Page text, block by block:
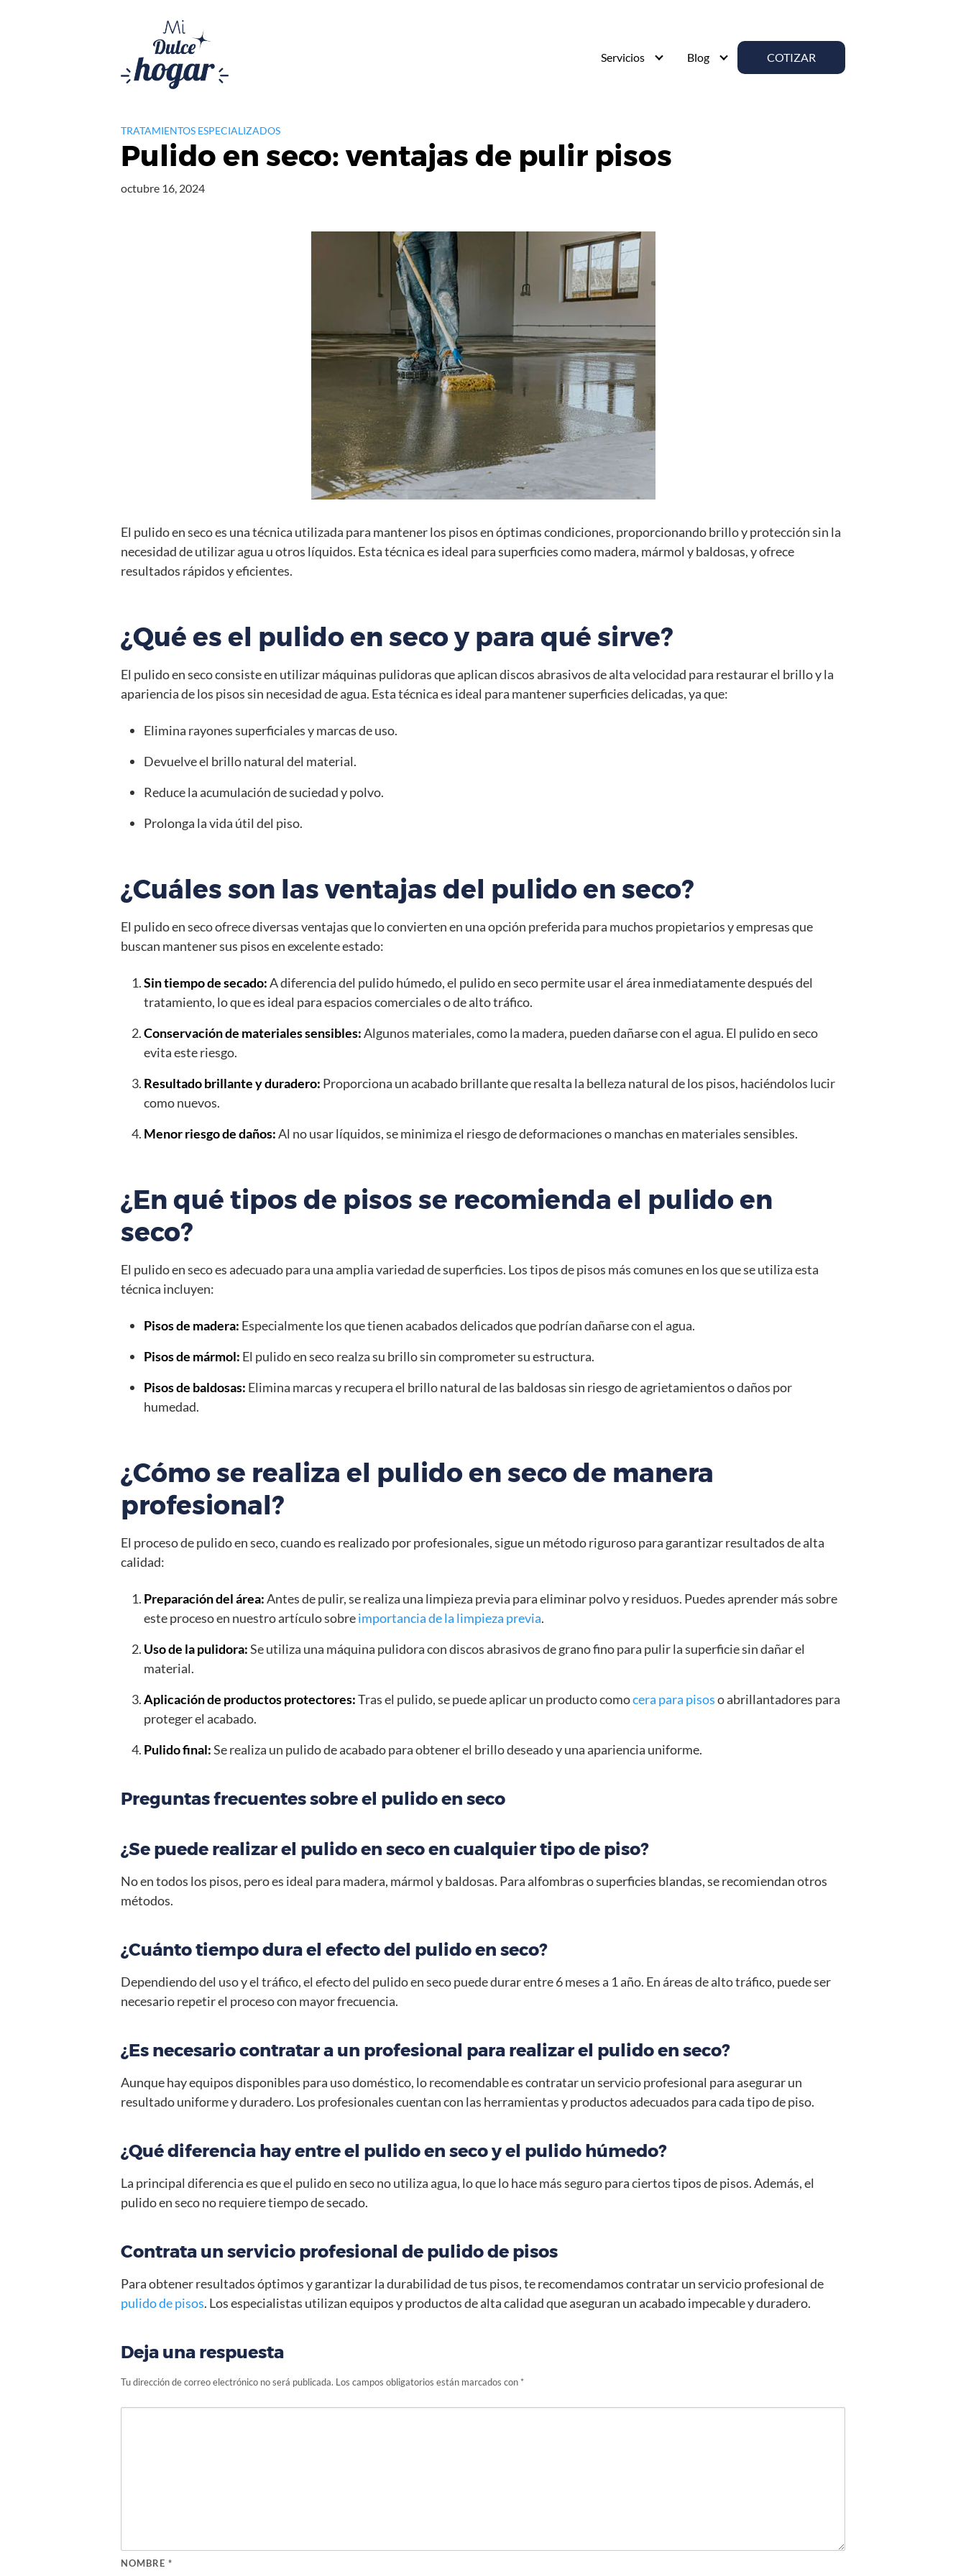
Servicios Blog COTIZAR
TRATAMIENTOS ESPECIALIZADOS
Pulido en seco: ventajas de pulir pisos
octubre 16, 2024
El pulido en seco es una técnica utilizada para mantener los pisos en óptimas condiciones, proporcionando brillo y protección sin la
necesidad de utilizar agua u otros líquidos. Esta técnica es ideal para superficies como madera, mármol y baldosas, y ofrece
resultados rápidos y eficientes.
¿Qué es el pulido en seco y para qué sirve?
El pulido en seco consiste en utilizar máquinas pulidoras que aplican discos abrasivos de alta velocidad para restaurar el brillo y la
apariencia de los pisos sin necesidad de agua. Esta técnica es ideal para mantener superficies delicadas, ya que:
Elimina rayones superficiales y marcas de uso.
Devuelve el brillo natural del material.
Reduce la acumulación de suciedad y polvo.
Prolonga la vida útil del piso.
¿Cuáles son las ventajas del pulido en seco?
El pulido en seco ofrece diversas ventajas que lo convierten en una opción preferida para muchos propietarios y empresas que
buscan mantener sus pisos en excelente estado:
Sin tiempo de secado:A diferencia del pulido húmedo, el pulido en seco permite usar el área inmediatamente después del
tratamiento, lo que es ideal para espacios comerciales o de alto tráfico.
Conservación de materiales sensibles:Algunos materiales, como la madera, pueden dañarse con el agua. El pulido en seco
evita este riesgo.
Resultado brillante y duradero: Proporciona un acabado brillante que resalta la belleza natural de los pisos, haciéndolos lucir
como nuevos.
Menor riesgo de daños:Al no usar líquidos, se minimiza el riesgo de deformaciones o manchas en materiales sensibles.
¿En qué tipos de pisos se recomienda el pulido en
seco?
El pulido en seco es adecuado para una amplia variedad de superficies. Los tipos de pisos más comunes en los que se utiliza esta
técnica incluyen:
Pisos de madera: Especialmente los que tienen acabados delicados que podrían dañarse con el agua.
Pisos de mármol: El pulido en seco realza su brillo sin comprometer su estructura.
Pisos de baldosas: Elimina marcas y recupera el brillo natural de las baldosas sin riesgo de agrietamientos o daños por
humedad.
¿Cómo se realiza el pulido en seco de manera
profesional?
El proceso de pulido en seco, cuando es realizado por profesionales, sigue un método riguroso para garantizar resultados de alta
calidad:
Preparación del área:Antes de pulir, se realiza una limpieza previa para eliminar polvo y residuos. Puedes aprender más sobre
este proceso en nuestro artículo sobreimportancia de la limpieza previa.
Uso de la pulidora:Se utiliza una máquina pulidora con discos abrasivos de grano fino para pulir la superficie sin dañar el
material.
Aplicación de productos protectores:Tras el pulido, se puede aplicar un producto comocera para pisoso abrillantadores para
proteger el acabado.
Pulido final:Se realiza un pulido de acabado para obtener el brillo deseado y una apariencia uniforme.
Preguntas frecuentes sobre el pulido en seco
¿Se puede realizar el pulido en seco en cualquier tipo de piso?
No en todos los pisos, pero es ideal para madera, mármol y baldosas. Para alfombras o superficies blandas, se recomiendan otros
métodos.
¿Cuánto tiempo dura el efecto del pulido en seco?
Dependiendo del uso y el tráfico, el efecto del pulido en seco puede durar entre 6 meses a 1 año. En áreas de alto tráfico, puede ser
necesario repetir el proceso con mayor frecuencia.
¿Es necesario contratar a un profesional para realizar el pulido en seco?
Aunque hay equipos disponibles para uso doméstico, lo recomendable es contratar un servicio profesional para asegurar un
resultado uniforme y duradero. Los profesionales cuentan con las herramientas y productos adecuados para cada tipo de piso.
¿Qué diferencia hay entre el pulido en seco y el pulido húmedo?
La principal diferencia es que el pulido en seco no utiliza agua, lo que lo hace más seguro para ciertos tipos de pisos. Además, el
pulido en seco no requiere tiempo de secado.
Contrata un servicio profesional de pulido de pisos
Para obtener resultados óptimos y garantizar la durabilidad de tus pisos, te recomendamos contratar un servicio profesional de
pulido de pisos. Los especialistas utilizan equipos y productos de alta calidad que aseguran un acabado impecable y duradero.
Deja una respuesta
Tu dirección de correo electrónico no será publicada. Los campos obligatorios están marcados con *
NOMBRE *